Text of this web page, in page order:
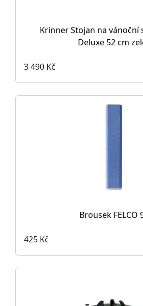
Krinner Stojan na vánoční
Deluxe 52 cm
3 490 Kč
Brousek FELCO
425 Kč